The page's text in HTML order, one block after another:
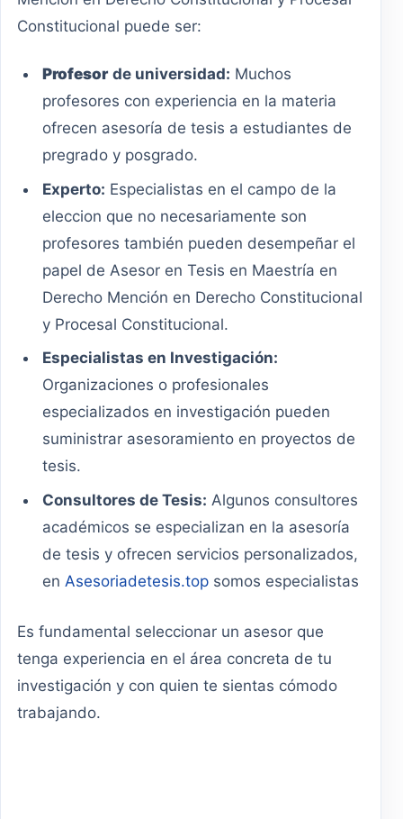
Constitucional puede ser:
Profesor de universidad: Muchos
profesores con experiencia en la materia
ofrecen asesoría de tesis a estudiantes de
pregrado y posgrado.
Experto: Especialistas en el campo de la
eleccion que no necesariamente son
profesores también pueden desempeñar el
papel de Asesor en Tesis en Maestría en
Derecho Mención en Derecho Constitucional
y Procesal Constitucional.
Especialistas en Investigación:
Organizaciones o profesionales
especializados en investigación pueden
suministrar asesoramiento en proyectos de
tesis.
Consultores de Tesis: Algunos consultores
académicos se especializan en la asesoría
de tesis y ofrecen servicios personalizados,
enAsesoriadetesis.top somos especialistas
Es fundamental seleccionar un asesor que
tenga experiencia en el área concreta de tu
investigación y con quien te sientas cómodo
trabajando.